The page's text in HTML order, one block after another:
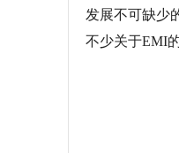
发展不可缺少
不少关于EMI